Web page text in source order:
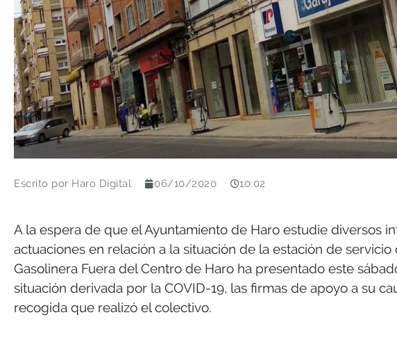
Escrito por Haro Digital 06/10/2020 10:02
A la espera de que el Ayuntamiento de Haro estudie diversos
actuaciones en relación a la situación de la estación de servicio
Gasolinera Fuera del Centro de Haro ha presentado este
situación derivada por la COVID-19, las firmas de apoyo a su
recogida que realizó el colectivo.